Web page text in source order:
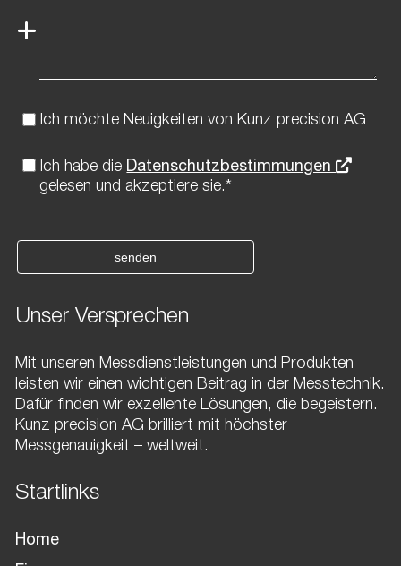
Ich möchte Neuigkeiten von Kunz precision AG
Ich habe die Datenschutzbestimmungen
gelesen und akzeptiere sie.*
senden
Unser Versprechen
Mit unseren Messdienstleistungen und Produkten
leisten wir einen wichtigen Beitrag in der Messtechnik.
Dafür finden wir exzellente Lösungen, die begeistern.
Kunz precision AG brilliert mit höchster
Messgenauigkeit – weltweit.
Startlinks
Home